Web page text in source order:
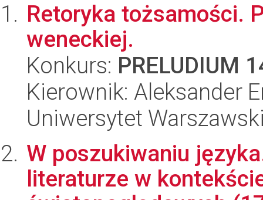
Retoryka tożsamości.
weneckiej.
Konkurs: PRELUDIUM
Kierownik: Aleksander
Uniwersytet
W poszukiwaniu
literaturze w